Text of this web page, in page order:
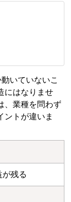
いていないこ
にはなりませ
、業種を問わず
ントが違いま
残る